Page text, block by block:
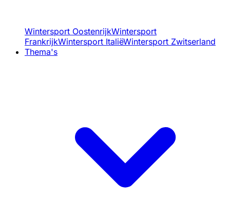
Wintersport OostenrijkWintersport
FrankrijkWintersport ItaliëWintersport Zwitserland
Thema's